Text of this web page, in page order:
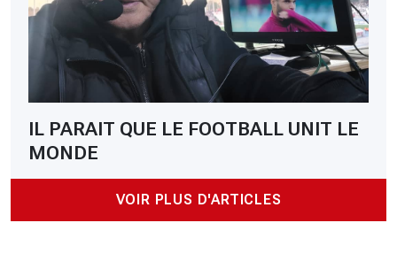
IL PARAIT QUE LE FOOTBALL UNIT LE
MONDE
VOIR PLUS D'ARTICLES